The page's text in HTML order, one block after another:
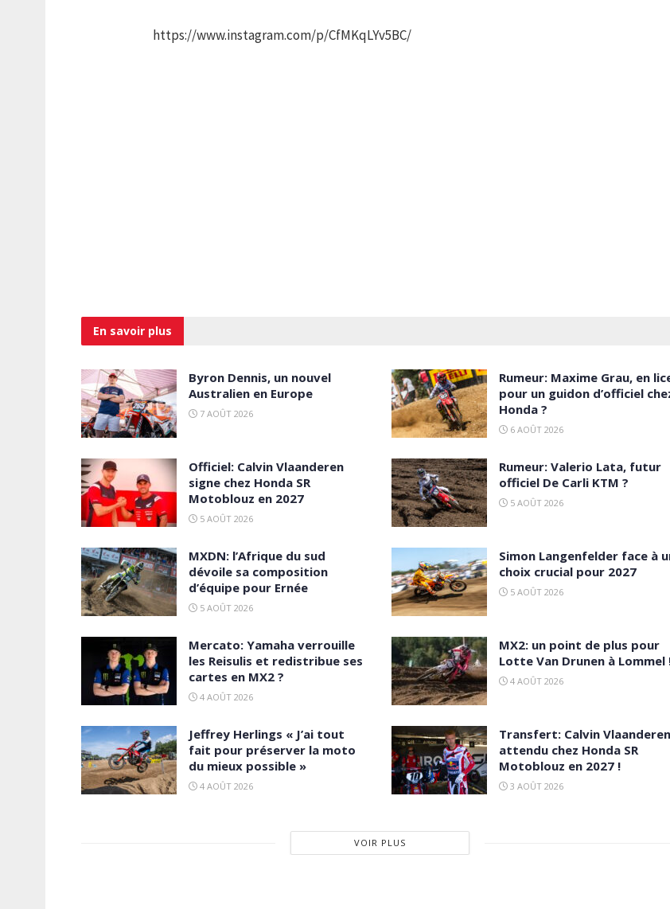
https://www.instagram.com/p/CfMKqLYv5BC/
En savoir plus
Byron Dennis, un nouvel
Australien en Europe
7 AOÛT 2026
Rumeur: Maxime Grau, en
pour un guidon d’officiel
Honda ?
6 AOÛT 2026
Officiel: Calvin Vlaanderen
signe chez Honda SR
Motoblouz en 2027
5 AOÛT 2026
Rumeur: Valerio Lata, futur
officiel De Carli KTM ?
5 AOÛT 2026
MXDN: l’Afrique du sud
dévoile sa composition
d’équipe pour Ernée
5 AOÛT 2026
Simon Langenfelder face à
choix crucial pour 2027
5 AOÛT 2026
Mercato: Yamaha verrouille
les Reisulis et redistribue ses
cartes en MX2 ?
4 AOÛT 2026
MX2: un point de plus pour
Lotte Van Drunen à Lommel
4 AOÛT 2026
Jeffrey Herlings « J’ai tout
fait pour préserver la moto
du mieux possible »
4 AOÛT 2026
Transfert: Calvin Vlaanderen
attendu chez Honda SR
Motoblouz en 2027 !
3 AOÛT 2026
VOIR PLUS